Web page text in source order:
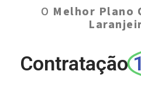
O Melhor Plano
Contratação